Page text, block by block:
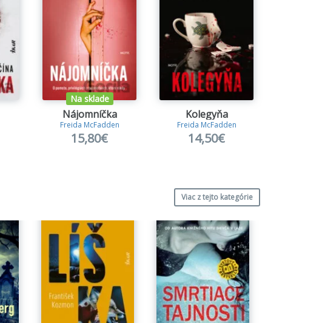
Na sklade
Nájomníčka
Freida McFadden
15,80€
Kolegyňa
Freida McFadden
14,50€
Viac z tejto kategórie